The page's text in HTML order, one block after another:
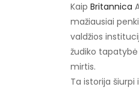
Kaip Britannica
mažiausiai
valdžios
žudiko
mirtis.
Ta istorija šiurpi